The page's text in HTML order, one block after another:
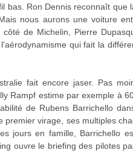
bas. Ron Dennis reconnaît
nous aurons une voiture
de Michelin, Pierre
qui fait la
fait encore jaser. Pas
Rampf estime par exemple à
de Rubens Barrichello
virage, ses multiples
jours en famille, Barrichello
ouvre le briefing des pilotes